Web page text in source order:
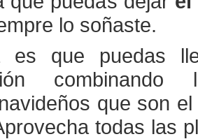
lo soñaste.
es que puedas
combinando
que son
todas las